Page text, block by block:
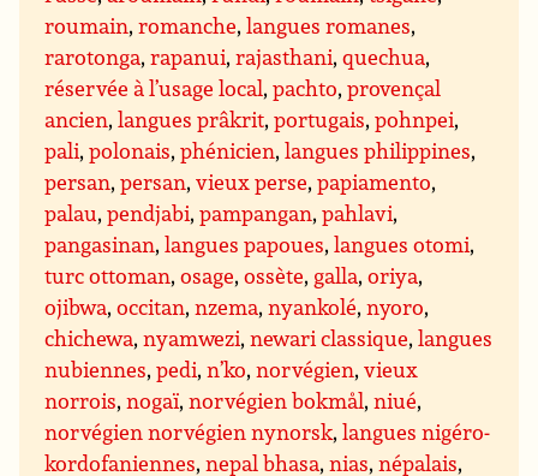
roumain,romanche,langues romanes,
rarotonga,rapanui,rajasthani,quechua,
réservée à l’usage local,pachto,provençal
ancien,langues prâkrit,portugais,pohnpei,
pali,polonais,phénicien,langues philippines,
persan,persan,vieux perse,papiamento,
palau,pendjabi,pampangan,pahlavi,
pangasinan,langues papoues,langues otomi,
turc ottoman,osage,ossète, galla,oriya,
ojibwa,occitan,nzema,nyankolé,nyoro,
chichewa,nyamwezi,newari classique,langues
nubiennes,pedi,n’ko,norvégien,vieux
norrois,nogaï,norvégien bokmål,niué,
norvégien norvégien nynorsk,langues nigéro-
kordofaniennes,nepal bhasa,nias,népalais,